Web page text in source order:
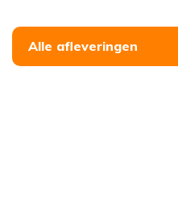
Alle afleveringen